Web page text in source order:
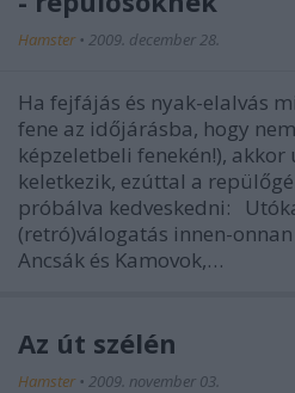
Hamster • 2009. december 28.
Ha fejfájás és nyak-elalvás
fene az időjárásba, hogy
képzeletbeli fenekén!),
keletkezik, ezúttal a
próbálva kedveskedni:
(retró)válogatás innen-
Ancsák és Kamovok,…
Az út szélén
Hamster • 2009. november 03.